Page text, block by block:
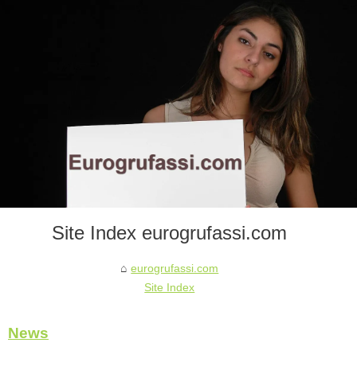
Site Index eurogrufassi.com
eurogrufassi.com
Site Index
News